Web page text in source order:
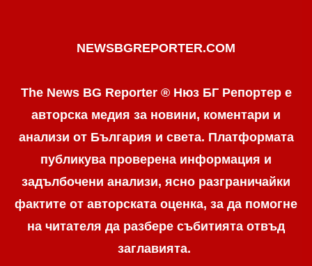
NEWSBGREPORTER.COM
The News BG Reporter ® Нюз БГ Репортер е
авторска медия за новини, коментари и
анализи от България и света. Платформата
публикува проверена информация и
задълбочени анализи, ясно разграничaйки
фактите от авторската оценка, за да помогне
на читателя да разбере събитията отвъд
заглавията.